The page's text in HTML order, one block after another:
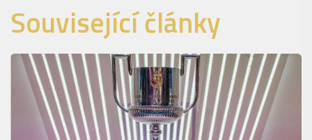
Související články